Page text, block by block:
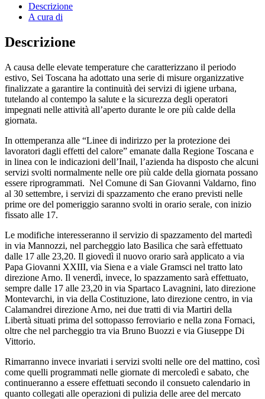
Descrizione
A cura di
Descrizione
A causa delle elevate temperature che caratterizzano il periodo
estivo, Sei Toscana ha adottato una serie di misure organizzative
finalizzate a garantire la continuità dei servizi di igiene urbana,
tutelando al contempo la salute e la sicurezza degli operatori
impegnati nelle attività all’aperto durante le ore più calde della
giornata.
In ottemperanza alle “Linee di indirizzo per la protezione dei
lavoratori dagli effetti del calore” emanate dalla Regione Toscana e
in linea con le indicazioni dell’Inail, l’azienda ha disposto che alcuni
servizi svolti normalmente nelle ore più calde della giornata possano
essere riprogrammati. Nel Comune di San Giovanni Valdarno, fino
al 30 settembre, i servizi di spazzamento che erano previsti nelle
prime ore del pomeriggio saranno svolti in orario serale, con inizio
fissato alle 17.
Le modifiche interesseranno il servizio di spazzamento del martedì
in via Mannozzi, nel parcheggio lato Basilica che sarà effettuato
dalle 17 alle 23,20. Il giovedì il nuovo orario sarà applicato a via
Papa Giovanni XXIII, via Siena e a viale Gramsci nel tratto lato
direzione Arno. Il venerdì, invece, lo spazzamento sarà effettuato,
sempre dalle 17 alle 23,20 in via Spartaco Lavagnini, lato direzione
Montevarchi, in via della Costituzione, lato direzione centro, in via
Calamandrei direzione Arno, nei due tratti di via Martiri della
Libertà situati prima del sottopasso ferroviario e nella zona Fornaci,
oltre che nel parcheggio tra via Bruno Buozzi e via Giuseppe Di
Vittorio.
Rimarranno invece invariati i servizi svolti nelle ore del mattino, così
come quelli programmati nelle giornate di mercoledì e sabato, che
continueranno a essere effettuati secondo il consueto calendario in
quanto collegati alle operazioni di pulizia delle aree del mercato